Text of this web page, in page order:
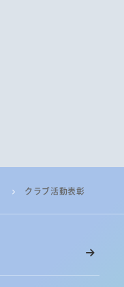
クラブ活動表彰